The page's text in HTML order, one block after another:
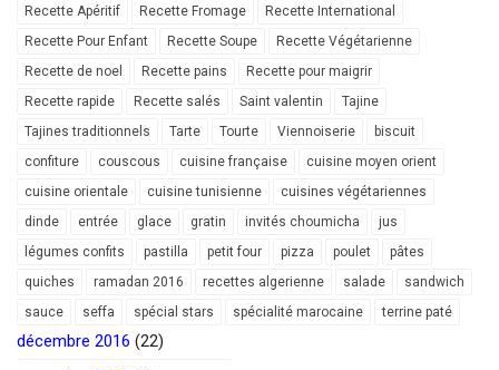
Recette Apéritif Recette Fromage
Recette International
Recette Pour Enfant
Recette Soupe
Recette Végétarienne
Recette de noel
Recette pains
Recette pour maigrir
Recette rapide
Recette salés Saint valentin
Tajine
Tajines traditionnels
Tarte Tourte Viennoiserie
biscuit
confiture
couscous cuisine française
cuisine moyen orient
cuisine orientale
cuisine tunisienne
cuisines végétariennes
dinde
entrée glace gratin invités choumicha
jus
légumes confits
pastilla petit four pizza poulet
pâtes
quiches
ramadan 2016 recettes algerienne salade
sandwich
sauce
seffa spécial stars spécialité marocaine terrine paté
décembre 2016 (22)